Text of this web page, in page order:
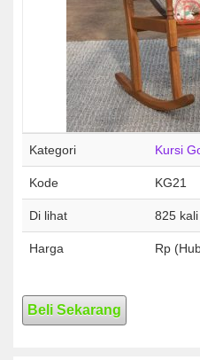
Kategori Kursi
Kode KG21
Di lihat 825 kali
Harga Rp
Beli Sekarang